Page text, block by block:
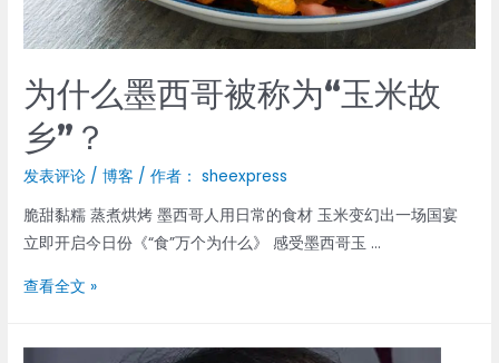
越
胖
的？
为什么墨西哥被称为“玉米故
乡”？
发表评论 /博客 / 作者： sheexpress
脆甜黏糯 蒸煮烘烤 墨西哥人用日常的食材 玉米变幻出一场国宴
立即开启今日份《“食”万个为什么》 感受墨西哥玉 …
为
查看全文 »